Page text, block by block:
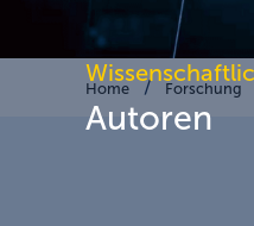
Autoren
Home Forschung